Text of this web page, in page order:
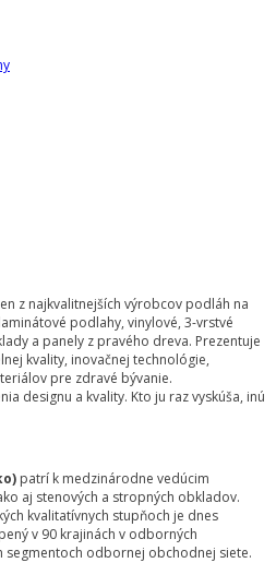
z najkvalitnejších výrobcov podláh na
podlahy, vinylové, 3-vrstvé
a panely z pravého dreva. Prezentuje
kvality, inovačnej technológie,
pre zdravé bývanie.
designu a kvality. Kto ju raz vyskúša, inú
patrí k medzinárodne vedúcim
aj stenových a stropných obkladov.
kvalitatívnych stupňoch je dnes
v 90 krajinách v odborných
odbornej obchodnej siete.